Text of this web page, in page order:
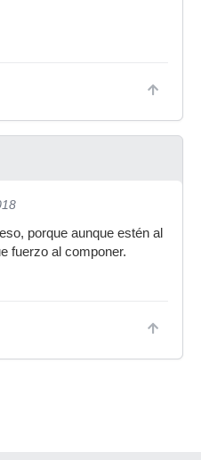
porque aunque estén al
fuerzo al componer.